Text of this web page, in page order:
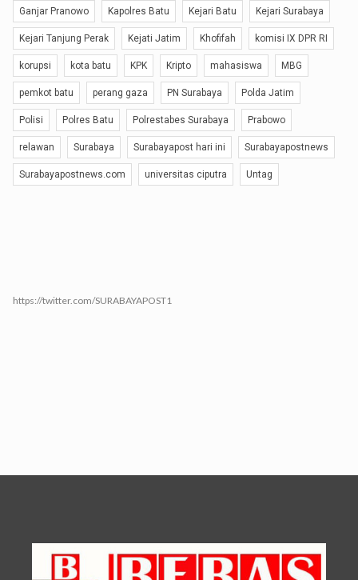
Ganjar Pranowo Kapolres Batu Kejari Batu Kejari Surabaya
Kejari Tanjung Perak Kejati Jatim Khofifah komisi IX DPR RI
korupsi kota batu KPK Kripto mahasiswa MBG
pemkot batu perang gaza PN Surabaya Polda Jatim
Polisi Polres Batu Polrestabes Surabaya Prabowo
relawan Surabaya Surabayapost hari ini Surabayapostnews
Surabayapostnews.com universitas ciputra Untag
https://twitter.com/SURABAYAPOST1